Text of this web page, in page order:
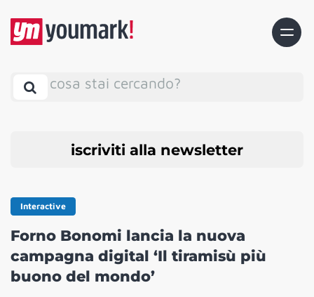
cosa stai cercando?
iscriviti alla newsletter
Interactive
Forno Bonomi lancia la nuova
campagna digital ‘Il tiramisù più
buono del mondo’